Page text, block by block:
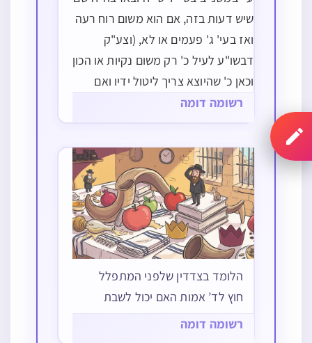
שיש דעות בזה, אם הוא משום רוח רעה
ואז בעי' ג' פעמים או לא, (וצע"ק
דבשו"ע לעיל כ' רק משום נקיות או הכון
וכאן כ' שהיוצא צריך ליטול ידיו ואם
נימא דאי"ז נטילה גמורה אלא רק
שם…
רשומה דומה
הלומד בצדדין שלפני המתפלל
חוץ לד’ אמות האם יכול לשבת
רשומה דומה